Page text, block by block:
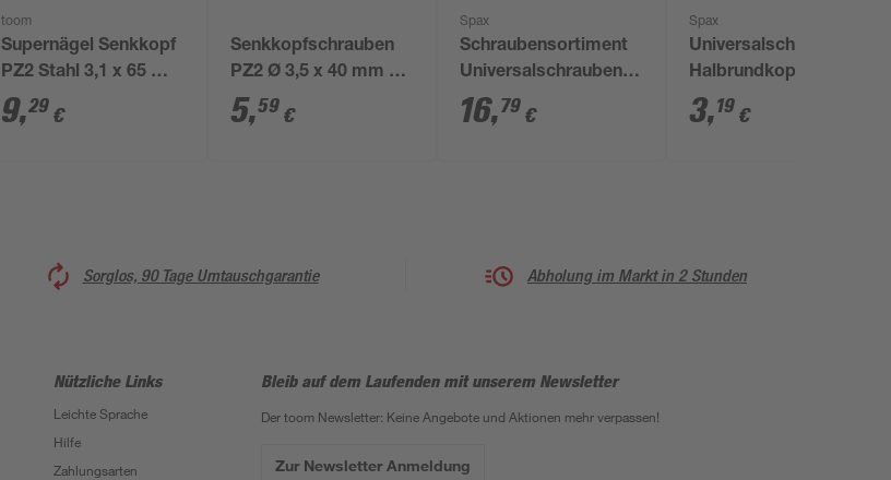
toom
Supernägel Senkkopf
PZ2 Stahl 3,1 x 65 mm
100 Stück
9,29 €
Senkkopfschrauben
PZ2 Ø 3,5 x 40 mm 50
Stück
5,59 €
Spax
Schraubensortiment
Universalschrauben Z
Kreuzschlitz Stahl
verzinkt mit Bits 199-
16,79 €
Spax
Universalschrauben
Halbrundkopf T-Star
plus T20 Stahl Ø 3,5 x
16 mm 20 Stück
3,19 €
Sorglos, 90 Tage Umtauschgarantie Abholung im Markt in 2 Stunden
Nützliche Links
Leichte Sprache
Hilfe
Zahlungsarten
Bleib auf dem Laufenden mit unserem Newsletter
Der toom Newsletter: Keine Angebote und Aktionen mehr verpassen!
Zur Newsletter Anmeldung